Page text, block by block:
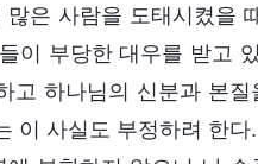
은 사람을 도태시켰을
이 부당한 대우를 받고
고 하나님의 신분과 본
이 사실도 부정하려 한